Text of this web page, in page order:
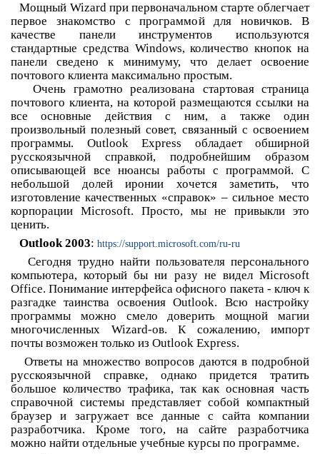
Мощный Wizard при первоначальном старте облегчает
первое знакомство с программой для новичков. В
качестве панели инструментов используются
стандартные средства Windows, количество кнопок на
панели сведено к минимуму, что делает освоение
почтового клиента максимально простым.
Очень грамотно реализована стартовая страница
почтового клиента, на которой размещаются ссылки на
все основные действия с ним, а также один
произвольный полезный совет, связанный с освоением
программы. Outlook Express обладает обширной
русскоязычной справкой, подробнейшим образом
описывающей все нюансы работы с программой. С
небольшой долей иронии хочется заметить, что
изготовление качественных «справок» – сильное место
корпорации Microsoft. Просто, мы не привыкли это
ценить.
Outlook 2003: https://support.microsoft.com/ru-ru
Сегодня трудно найти пользователя персонального
компьютера, который бы ни разу не видел Microsoft
Office. Понимание интерфейса офисного пакета - ключ к
разгадке таинства освоения Outlook. Всю настройку
программы можно смело доверить мощной магии
многочисленных Wizard-ов. К сожалению, импорт
почты возможен только из Outlook Express.
Ответы на множество вопросов даются в подробной
русскоязычной справке, однако придется тратить
большое количество трафика, так как основная часть
справочной системы представляет собой компактный
браузер и загружает все данные с сайта компании
разработчика. Кроме того, на сайте разработчика
можно найти отдельные учебные курсы по программе.